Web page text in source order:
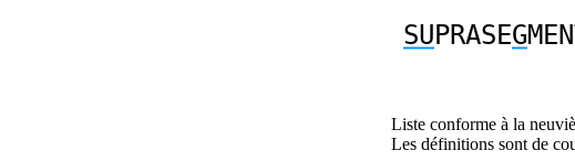
SUPRASEG
Liste conforme à la
Les définitions sont de